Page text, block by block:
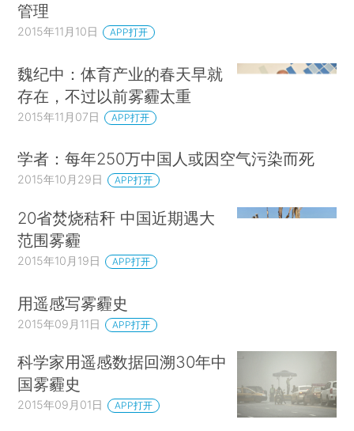
管理
2015年11月10日 APP打开
魏纪中：体育产业的春天早就
存在，不过以前雾霾太重
2015年11月07日 APP打开
学者：每年250万中国人或因空气污染而死
2015年10月29日 APP打开
20省焚烧秸秆 中国近期遇大
范围雾霾
2015年10月19日 APP打开
用遥感写雾霾史
2015年09月11日 APP打开
科学家用遥感数据回溯30年中
国雾霾史
2015年09月01日 APP打开